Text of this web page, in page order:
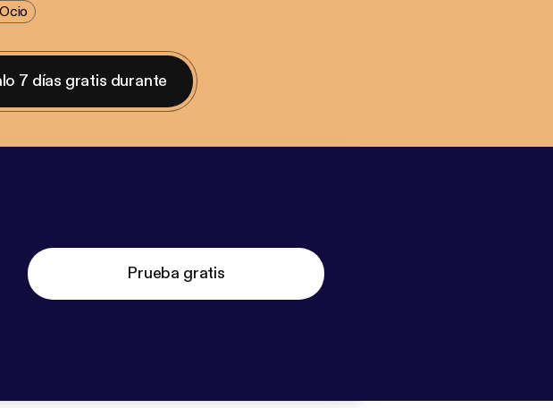
7 días gratis durante
Prueba gratis